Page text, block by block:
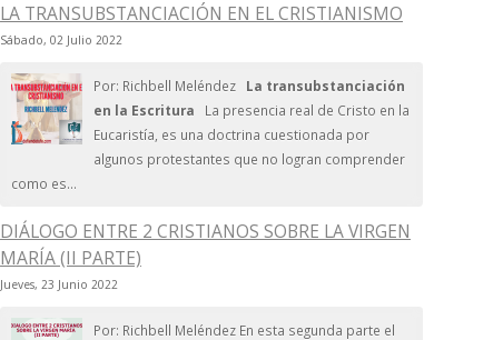
LA TRANSUBSTANCIACIÓN EN EL CRISTIANISMO
Sábado, 02 Julio 2022
Por: Richbell Meléndez La transubstanciación
en la Escritura La presencia real de Cristo en la
Eucaristía, es una doctrina cuestionada por
algunos protestantes que no logran comprender
como es...
DIÁLOGO ENTRE 2 CRISTIANOS SOBRE LA VIRGEN
MARÍA (II PARTE)
Jueves, 23 Junio 2022
Por: Richbell Meléndez En esta segunda parte el